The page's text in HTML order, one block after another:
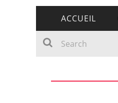
ACCUEIL